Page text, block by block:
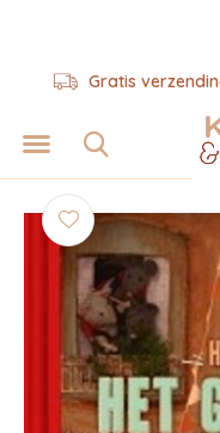
Gratis